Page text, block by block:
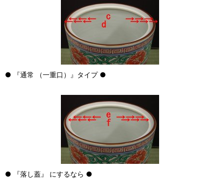
● 『通常 （一重口）』タイプ ●
● 『落し蓋』 にするなら ●